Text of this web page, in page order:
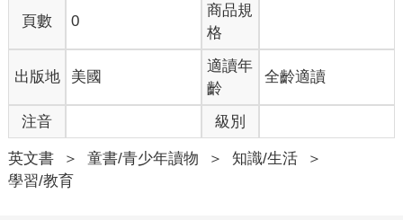
頁數 0
商品規
格
出版地 美國
適讀年
齡
全齡適讀
注音 級別
英文書 ＞ 童書/青少年讀物 ＞ 知識/生活
＞
學習/教育